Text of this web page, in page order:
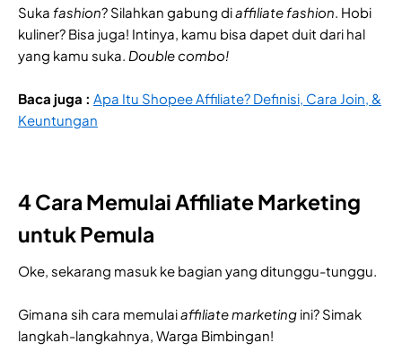
Suka fashion? Silahkan gabung diaffiliate fashion. Hobi
kuliner? Bisa juga! Intinya, kamu bisa dapet duit dari hal
yang kamu suka. Double combo!
Baca juga : Apa Itu Shopee Affiliate? Definisi, Cara Join, &
Keuntungan
4 Cara Memulai Affiliate Marketing
untuk Pemula
Oke, sekarang masuk ke bagian yang ditunggu-tunggu.
Gimana sih cara memulaiaffiliate marketing ini? Simak
langkah-langkahnya, Warga Bimbingan!